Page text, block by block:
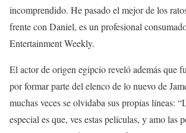
incomprendido. He pasado el mejor de los
frente con Daniel, es un profesional
Entertainment Weekly.
El actor de origen egipcio reveló además que
por formar parte del elenco de lo nuevo de
muchas veces se olvidaba sus propias líneas:
especial es que, ves estas películas, y amo las